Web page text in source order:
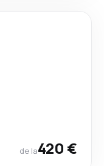
de la420 €